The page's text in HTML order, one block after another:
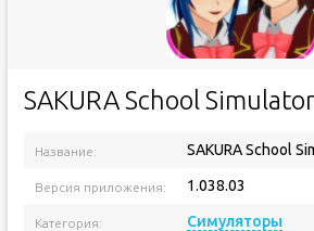
SAKURA School Simulator
Название: SAKURA School
Версия приложения: 1.038.03
Категория: Симуляторы